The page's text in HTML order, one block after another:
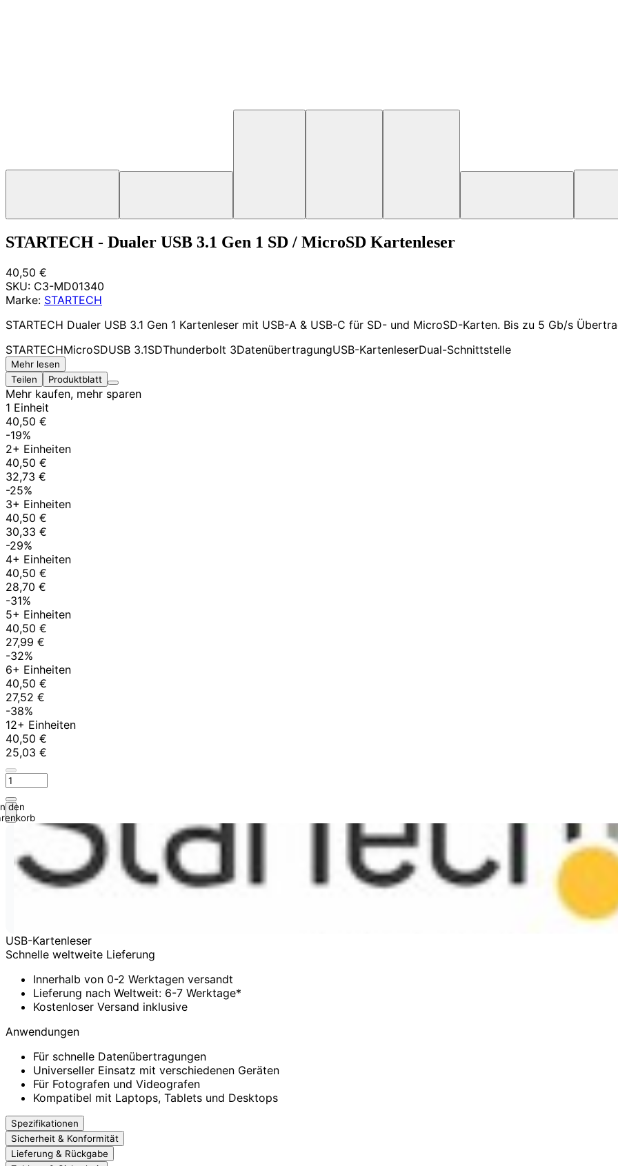
STARTECH - Dualer USB 3.1 Gen 1 SD / MicroSD Kartenleser
40,50 €
SKU: C3-MD01340
Marke: STARTECH
STARTECH Dualer USB 3.1 Gen 1 Kartenleser mit USB-A & USB-C für SD- und MicroSD-Karten. Bis zu 5 Gb/s
STARTECHMicroSDUSB 3.1SDThunderbolt 3DatenübertragungUSB-KartenleserDual-Schnittstelle
Mehr lesen
Teilen
Produktblatt
Mehr kaufen, mehr sparen
1 Einheit
40,50 €
-19%
2+ Einheiten
40,50 €
32,73 €
-25%
3+ Einheiten
40,50 €
30,33 €
-29%
4+ Einheiten
40,50 €
28,70 €
-31%
5+ Einheiten
40,50 €
27,99 €
-32%
6+ Einheiten
40,50 €
27,52 €
-38%
12+ Einheiten
40,50 €
25,03 €
den
USB-Kartenleser
Schnelle weltweite Lieferung
Innerhalb von 0-2 Werktagen versandt
Lieferung nach Weltweit: 6-7 Werktage*
Kostenloser Versand inklusive
Anwendungen
Für schnelle Datenübertragungen
Universeller Einsatz mit verschiedenen Geräten
Für Fotografen und Videografen
Kompatibel mit Laptops, Tablets und Desktops
Spezifikationen
Sicherheit & Konformität
Lieferung & Rückgabe